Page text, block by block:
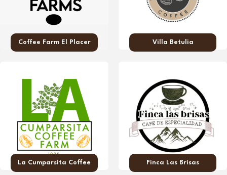
Coffee Farm El Placer Villa Betulia
La Cumparsita Coffee Finca Las Brisas